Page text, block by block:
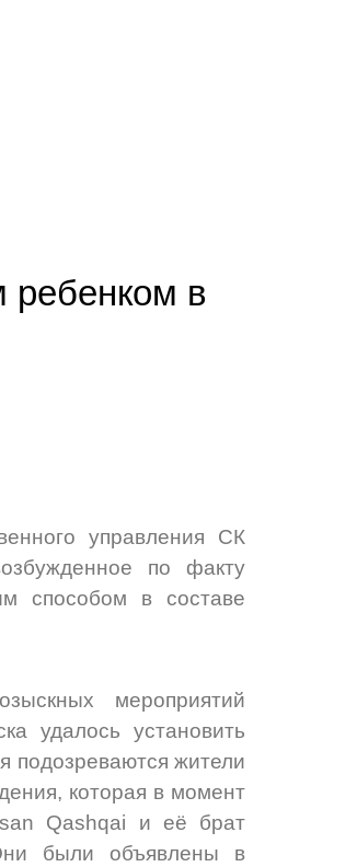
ребенком в
управления СК
по факту
способом в составе
мероприятий
удалось установить
подозреваются жители
которая в момент
Qashqai и её брат
были объявлены в